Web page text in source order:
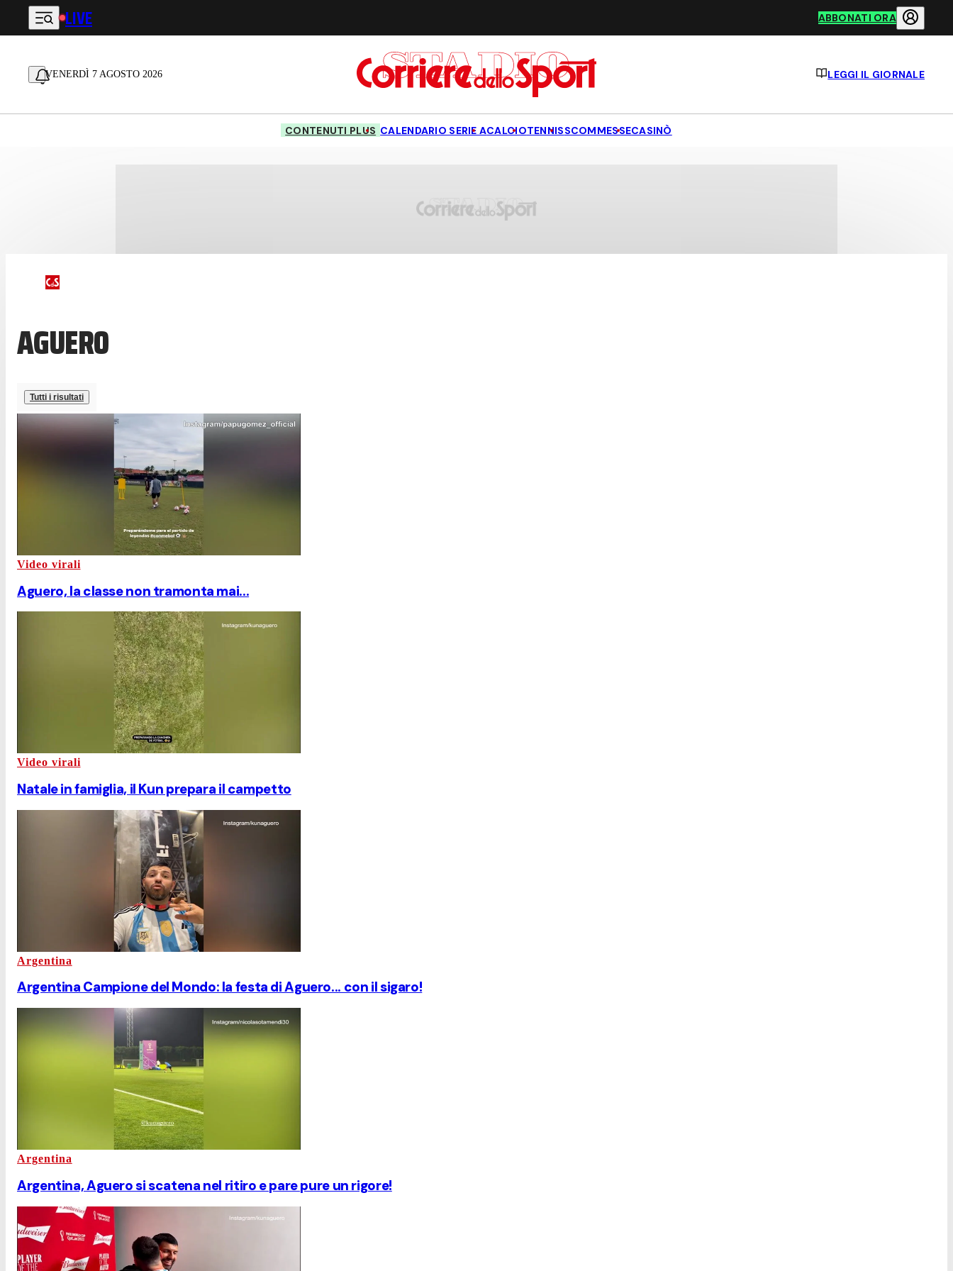
Vai al contenuto principale
LIVE ABBONATI ORA
VENERDÌ 7 AGOSTO 2026 LEGGI IL GIORNALE
CONTENUTI PLUS CALENDARIO SERIE ACALCIOTENNISSCOMMESSECASINÒ
AGUERO
Tutti i risultati
Video virali
Aguero, la classe non tramonta mai...
Video virali
Natale in famiglia, il Kun prepara il campetto
Argentina
Argentina Campione del Mondo: la festa di Aguero... con il sigaro!
Argentina
Argentina, Aguero si scatena nel ritiro e pare pure un rigore!